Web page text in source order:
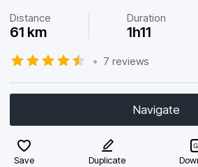
Distance
61 km
Duration
1h11
• 7 reviews
Navigate
Save Duplicate